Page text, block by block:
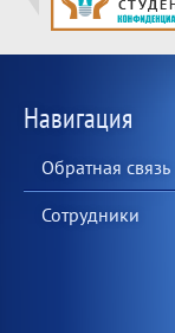
Навигация
Обратная связь
Сотрудники